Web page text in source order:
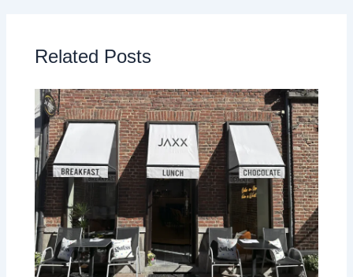
Related Posts